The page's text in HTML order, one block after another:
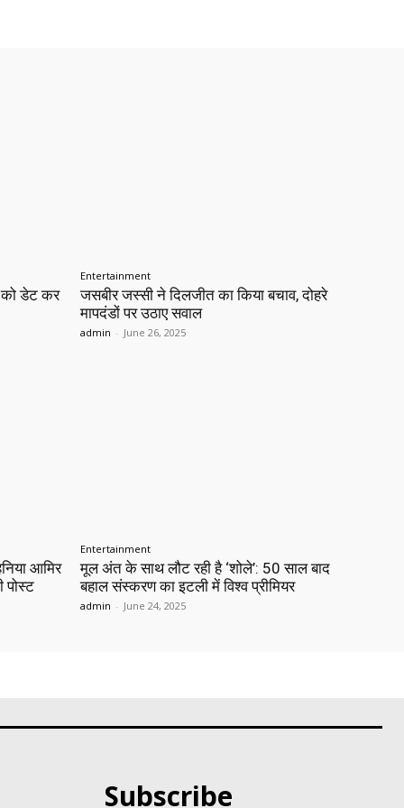
को डेट कर
Entertainment
जसबीर जस्सी ने दिलजीत का किया बचाव, दोहरे
मापदंडों पर उठाए सवाल
admin - June 26, 2025
आमिर
पोस्ट
Entertainment
मूल अंत के साथ लौट रही है ‘शोले’: 50 साल बाद
बहाल संस्करण का इटली में विश्व प्रीमियर
admin - June 24, 2025
Subscribe